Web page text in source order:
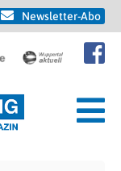
Newsletter-Abo